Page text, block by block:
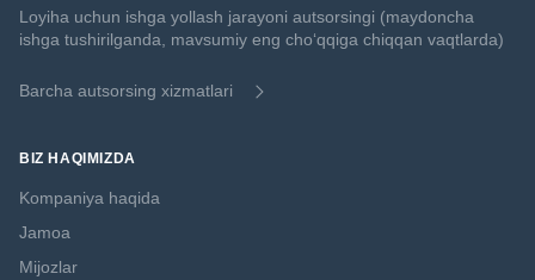
Loyiha uchun ishga yollash jarayoni autsorsingi (maydoncha
ishga tushirilganda, mavsumiy eng choʻqqiga chiqqan vaqtlarda)
Barcha autsorsing xizmatlari
BIZ HAQIMIZDA
Kompaniya haqida
Jamoa
Mijozlar